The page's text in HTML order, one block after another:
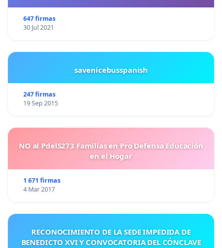
647 firmas
30 Jul 2021
savenicebusspanish
247 firmas
19 Sep 2015
NO al PdelS273 Familias en Pro Defensa Educación
en el Hogar
1 671 firmas
4 Mar 2017
RECONOCIMIENTO DE LA SEDE IMPEDIDA DE
BENEDICTO XVI Y CONVOCATORIA DEL CÓNCLAVE